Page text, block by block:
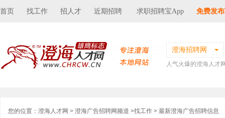
首页 找工作 招人才 近期招聘 求职招聘宝App 免费发
澄海招聘网
人气火爆的澄海人才
您的位置： 澄海人才网 > 澄海广告招聘网频道 >找工作 > 最新澄海广告招聘信息